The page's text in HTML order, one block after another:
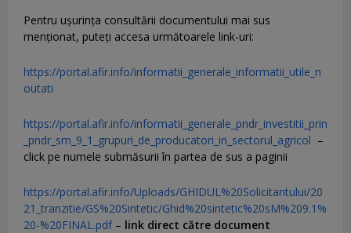
Pentru uşurinţa consultării documentului mai sus
menţionat, puteţi accesa următoarele link-uri:
https://portal.afir.info/informatii_generale_informatii_utile_n
outati
https://portal.afir.info/informatii_generale_pndr_investitii_prin
_pndr_sm_9_1_grupuri_de_producatori_in_sectorul_agricol –
click pe numele submăsurii în partea de sus a paginii
https://portal.afir.info/Uploads/GHIDUL%20Solicitantului/20
21_tranzitie/GS%20Sintetic/Ghid%20sintetic%20sM%209.1%
20-%20FINAL.pdf– link direct către document